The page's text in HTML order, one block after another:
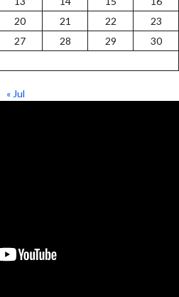
20 21 22
23
27 28 29
30
« Jul